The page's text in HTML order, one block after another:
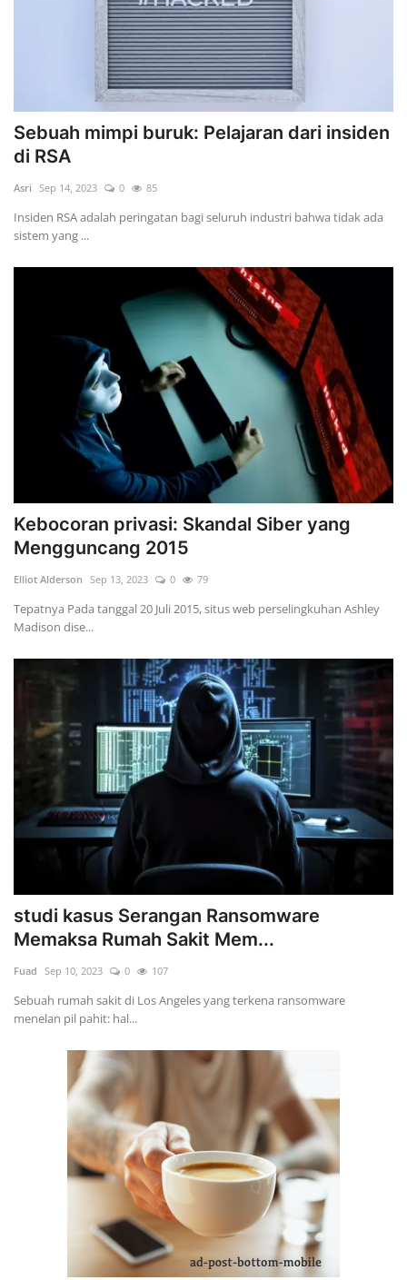
Sebuah mimpi buruk: Pelajaran dari insiden
di RSA
Asri Sep 14, 2023 0 85
Insiden RSA adalah peringatan bagi seluruh industri bahwa tidak ada
sistem yang ...
Kebocoran privasi: Skandal Siber yang
Mengguncang 2015
Elliot Alderson Sep 13, 2023 0 79
Tepatnya Pada tanggal 20 Juli 2015, situs web perselingkuhan Ashley
Madison dise...
studi kasus Serangan Ransomware
Memaksa Rumah Sakit Mem...
Fuad Sep 10, 2023 0 107
Sebuah rumah sakit di Los Angeles yang terkena ransomware
menelan pil pahit: hal...